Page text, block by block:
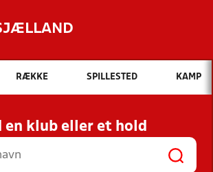
Hvad vil du søge efter?
INDHOLD OG NYHEDER
RESULTATER, KLUBBER OG
HOLD
RÆKKE SPILLESTED KAMP
en klub eller et hold